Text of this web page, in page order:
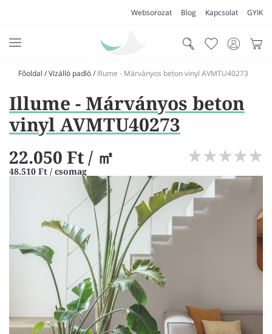
Websorozat Blog Kapcsolat GYIK
AKCIÓK
SZŐNYEG
PADLÓSZŐNYEG
LAKÁSTEXTIL
MŰFŰ
VÍZÁLLÓ PADLÓ
LAMINÁLT PADLÓ
FUTÓSZŐNYEG
LÁBTÖRLŐ
FÜRDŐSZOBA SZŐNYEG
AJÁNDÉK ÖTLETEK
Főoldal /Vízálló padló/ Illume - Márványos beton vinyl AVMTU40273
Illume - Márványos beton
vinyl AVMTU40273
22.050 Ft / ㎡
48.510 Ft / csomag